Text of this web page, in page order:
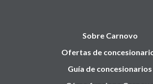
Sobre Carnovo
Ofertas de
Guía de concesionarios